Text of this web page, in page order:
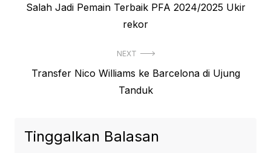
pos
Previous
Salah Jadi Pemain Terbaik PFA 2024/2025 Ukir
rekor
NEXT
NextTransfer Nico Williams ke Barcelona di Ujung
Tanduk
Tinggalkan Balasan